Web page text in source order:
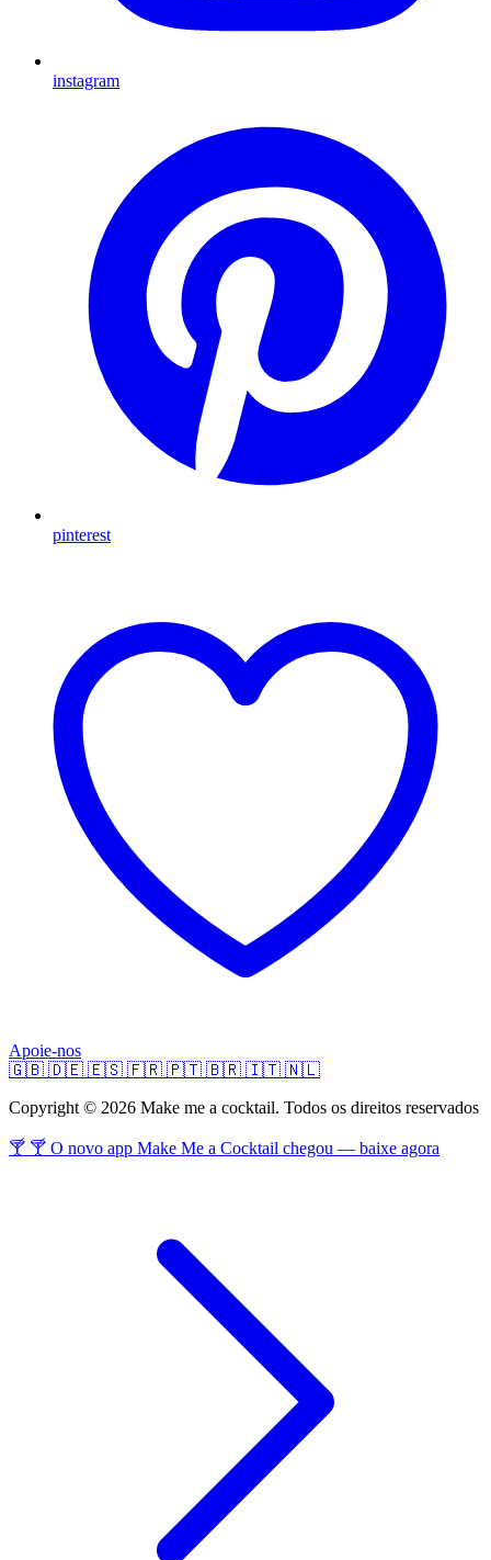
instagram
pinterest
Apoie-nos
🇬🇧 🇩🇪 🇪🇸 🇫🇷 🇵🇹 🇧🇷 🇮🇹 🇳🇱
Copyright © 2026 Make me a cocktail. Todos os direitos reservados
🍸 🍸 O novo app Make Me a Cocktail chegou — baixe agora